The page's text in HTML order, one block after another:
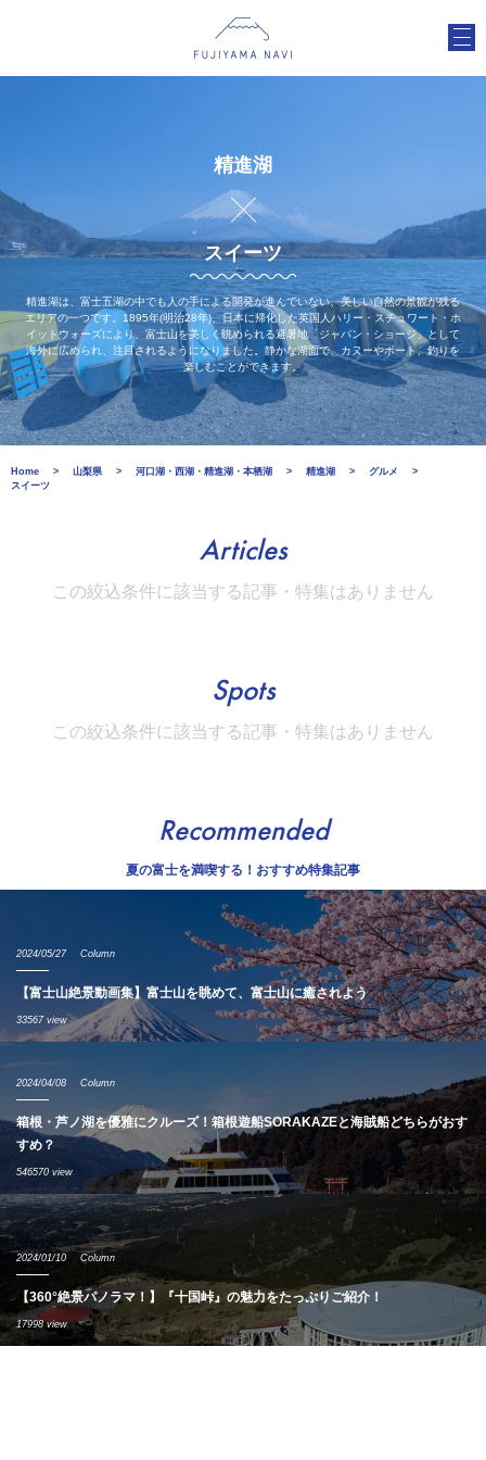
精進湖
スイーツ
精進湖は、富士五湖の中でも人の手による開発が進んでいない、美しい自然の景観が残る
エリアの一つです。1895年(明治28年)、日本に帰化した英国人ハリー・スチュワート・ホ
イットウォーズにより、富士山を美しく眺められる避暑地「ジャパン・ショージ」として
海外に広められ、注目されるようになりました。静かな湖面で、カヌーやボート、釣りを
楽しむことができます。
Home 山梨県 河口湖・西湖・精進湖・本栖湖 精進湖
グルメ
スイーツ
Articles
この絞込条件に該当する記事・特集はありません
Spots
この絞込条件に該当する記事・特集はありません
Recommended
夏の富士を満喫する！おすすめ特集記事
2024/05/27 Column
【富士山絶景動画集】富士山を眺めて、富士山に癒されよう
33567 view
2024/04/08 Column
箱根・芦ノ湖を優雅にクルーズ！箱根遊船SORAKAZEと海賊船どちらがおす
すめ？
546570 view
2024/01/10 Column
【360°絶景パノラマ！】『十国峠』の魅力をたっぷりご紹介！
17998 view